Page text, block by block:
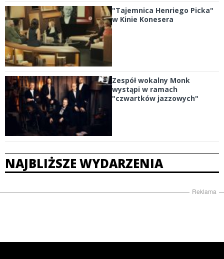
"Tajemnica Henriego Picka"
w Kinie Konesera
Zespół wokalny Monk
wystąpi w ramach
"czwartków jazzowych"
NAJBLIŻSZE WYDARZENIA
Reklama